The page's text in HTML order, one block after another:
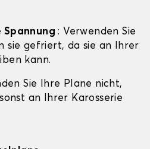
Spannung: Verwenden Sie
sie gefriert, da sie an Ihrer
kann.
Sie Ihre Plane nicht,
an Ihrer Karosserie